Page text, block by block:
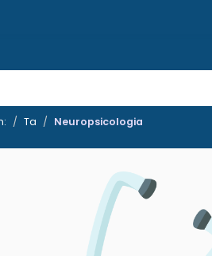
Ta Neuropsicologia